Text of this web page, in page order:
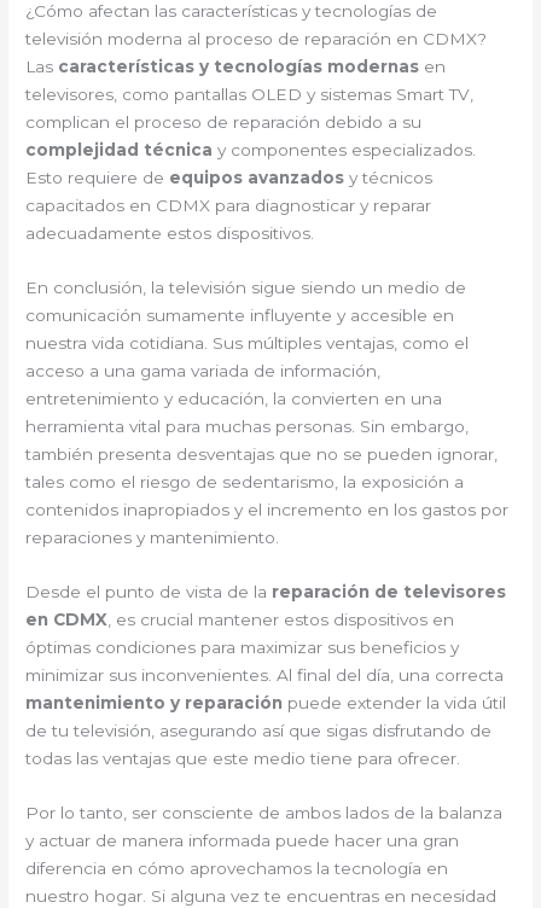
¿Cómo afectan las características y tecnologías de
televisión moderna al proceso de reparación en CDMX?
Las características y tecnologías modernas en
televisores, como pantallas OLED y sistemas Smart TV,
complican el proceso de reparación debido a su
complejidad técnica y componentes especializados.
Esto requiere de equipos avanzados y técnicos
capacitados en CDMX para diagnosticar y reparar
adecuadamente estos dispositivos.
En conclusión, la televisión sigue siendo un medio de
comunicación sumamente influyente y accesible en
nuestra vida cotidiana. Sus múltiples ventajas, como el
acceso a una gama variada de información,
entretenimiento y educación, la convierten en una
herramienta vital para muchas personas. Sin embargo,
también presenta desventajas que no se pueden ignorar,
tales como el riesgo de sedentarismo, la exposición a
contenidos inapropiados y el incremento en los gastos por
reparaciones y mantenimiento.
Desde el punto de vista de la reparación de televisores
en CDMX , es crucial mantener estos dispositivos en
óptimas condiciones para maximizar sus beneficios y
minimizar sus inconvenientes. Al final del día, una correcta
mantenimiento y reparación puede extender la vida útil
de tu televisión, asegurando así que sigas disfrutando de
todas las ventajas que este medio tiene para ofrecer.
Por lo tanto, ser consciente de ambos lados de la balanza
y actuar de manera informada puede hacer una gran
diferencia en cómo aprovechamos la tecnología en
nuestro hogar. Si alguna vez te encuentras en necesidad